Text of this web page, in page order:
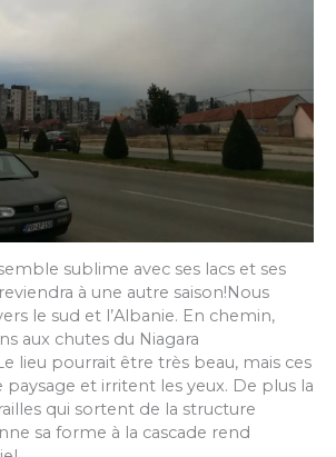
sublime avec ses lacs et ses
à une autre saison!Nous
le sud et l’Albanie. En chemin,
aux chutes du Niagara
lieu pourrait être très beau, mais ces
et irritent les yeux. De plus la
qui sortent de la structure
sa forme à la cascade rend